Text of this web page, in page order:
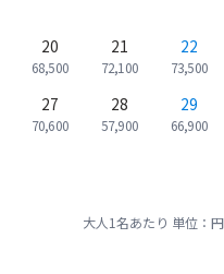
20
68,500
21
72,100
22
73,500
27
70,600
28
57,900
29
66,900
大人1名あたり 単位：円